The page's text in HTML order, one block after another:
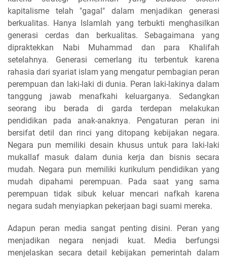
kapitalisme telah "gagal" dalam menjadikan generasi
berkualitas. Hanya Islamlah yang terbukti menghasilkan
generasi cerdas dan berkualitas. Sebagaimana yang
dipraktekkan Nabi Muhammad dan para Khalifah
setelahnya. Generasi cemerlang itu terbentuk karena
rahasia dari syariat islam yang mengatur pembagian peran
perempuan dan laki-laki di dunia. Peran laki-lakinya dalam
tanggung jawab menafkahi keluarganya. Sedangkan
seorang ibu berada di garda terdepan melakukan
pendidikan pada anak-anaknya. Pengaturan peran ini
bersifat detil dan rinci yang ditopang kebijakan negara.
Negara pun memiliki desain khusus untuk para laki-laki
mukallaf masuk dalam dunia kerja dan bisnis secara
mudah. Negara pun memiliki kurikulum pendidikan yang
mudah dipahami perempuan. Pada saat yang sama
perempuan tidak sibuk keluar mencari nafkah karena
negara sudah menyiapkan pekerjaan bagi suami mereka.
Adapun peran media sangat penting disini. Peran yang
menjadikan negara nenjadi kuat. Media berfungsi
menjelaskan secara detail kebijakan pemerintah dalam